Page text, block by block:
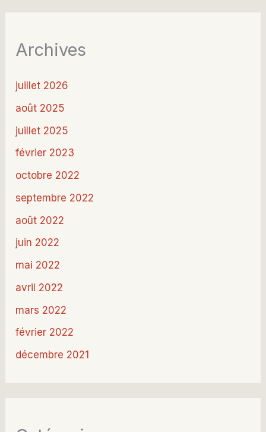
Archives
juillet 2026
août 2025
juillet 2025
février 2023
octobre 2022
septembre 2022
août 2022
juin 2022
mai 2022
avril 2022
mars 2022
février 2022
décembre 2021